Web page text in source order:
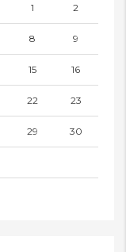
1 2
8 9
15 16
22 23
29 30